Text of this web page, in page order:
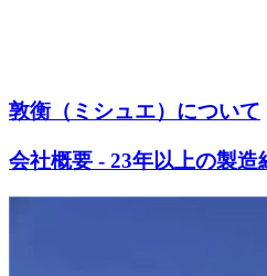
敦衡（ミシュエ）について
会社概要 - 23年以上の製造